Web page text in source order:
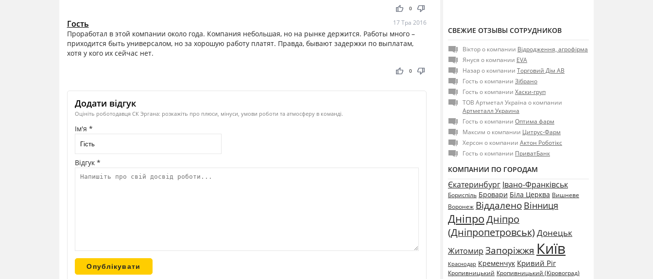
thumb_up thumb_down
0
Гость 17 Тра 2016
Проработал в этой компании около года. Компания небольшая, но на рынке держится. Работы много –
приходится быть универсалом, но за хорошую работу платят. Правда, бывают задержки по выплатам,
хотя у кого их сейчас нет.
thumb_up thumb_down
0
Додати відгук
Оцініть роботодавця СК Эргана: розкажіть про плюси, мінуси, умови роботи та атмосферу в команді.
Ім'я *
Відгук *
СВЕЖИЕ ОТЗЫВЫ СОТРУДНИКОВ
Віктор о компании Відродження, агрофірма
Януся о компании EVA
Назар о компании Торговий Дім АВ
Гость о компании Зібрано
Гость о компании Хаски-груп
ТОВ Артметал Україна о компании
Артметалл Украина
Гость о компании Оптима фарм
Максим о компании Цитрус-Фарм
Херсон о компании Актон Роботікс
Гость о компании ПриватБанк
КОМПАНИИ ПО ГОРОДАМ
Єкатеринбург Івано-Франківськ
Бориспіль Бровари Біла Церква Вишневе
Воронеж Віддалено Вінниця
ДніпроДніпро
(Дніпропетровськ) Донецьк
Житомир Запоріжжя Київ
Краснодар Кременчук Кривий Ріг
Кропивницький Кропивницький (Кіровоград)